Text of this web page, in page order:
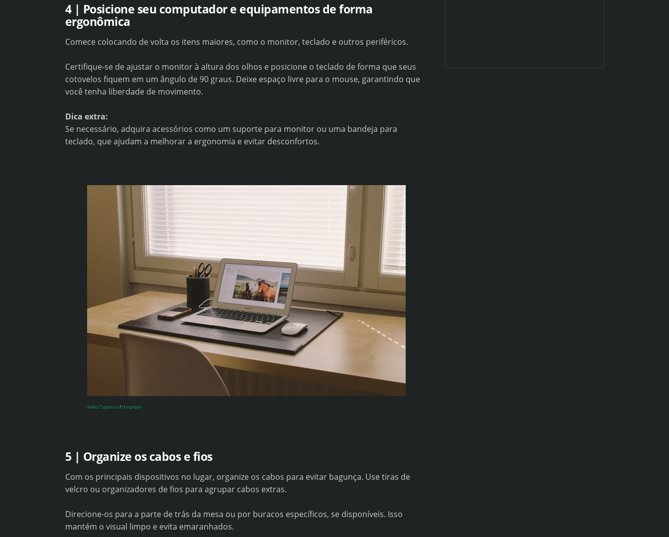
4 | Posicione seu computador e equipamentos de forma
ergonômica
Comece colocando de volta os itens maiores, como o monitor, teclado e outros periféricos.
Certifique-se de ajustar o monitor à altura dos olhos e posicione o teclado de forma que seus
cotovelos fiquem em um ângulo de 90 graus. Deixe espaço livre para o mouse, garantindo que
você tenha liberdade de movimento.
Dica extra:
Se necessário, adquira acessórios como um suporte para monitor ou uma bandeja para
teclado, que ajudam a melhorar a ergonomia e evitar desconfortos.
Aleksi Tappura/Unsplash
5 | Organize os cabos e fios
Com os principais dispositivos no lugar, organize os cabos para evitar bagunça. Use tiras de
velcro ou organizadores de fios para agrupar cabos extras.
Direcione-os para a parte de trás da mesa ou por buracos específicos, se disponíveis. Isso
mantém o visual limpo e evita emaranhados.